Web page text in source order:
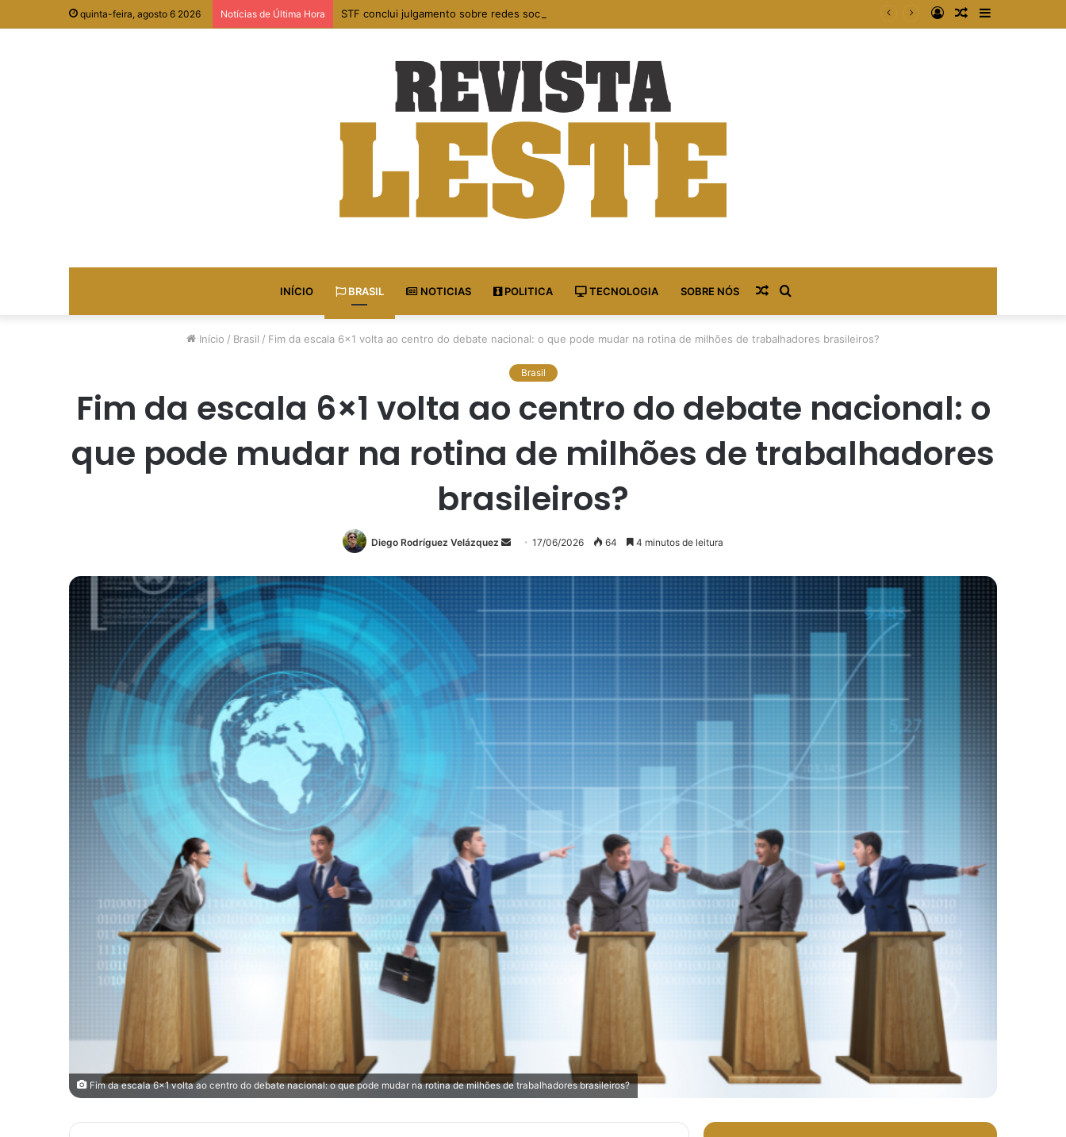
quinta-feira, agosto 6 2026 Notícias de Última Hora STF conclui julgamento sobre redes sociais e amplia responsabilidade das plataformas digitais
Artigo
Entrar
INÍCIO BRASIL NOTICIAS POLITICA TECNOLOGIA SOBRE NÓS
por
Artigo
aleatório
Início / Brasil / Fim da escala 6×1 volta ao centro do debate nacional: o que pode mudar na rotina de milhões de trabalhadores brasileiros?
Brasil
Fim da escala 6×1 volta ao centro do debate nacional: o
que pode mudar na rotina de milhões de trabalhadores
brasileiros?
Diego Rodríguez Velázquez
Mande17/06/2026 64 4 minutos de leitura
Fim da escala 6x1 volta ao centro do debate nacional: o que pode mudar na rotina de milhões de trabalhadores brasileiros?